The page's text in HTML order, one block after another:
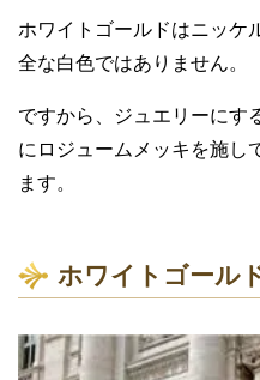
ホワイトゴールドはニッケ
全な白色ではありません。
ですから、ジュエリーにす
にロジュームメッキを施し
ます。
ホワイトゴール